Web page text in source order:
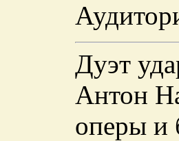
Дуэт
Антон
оперы и